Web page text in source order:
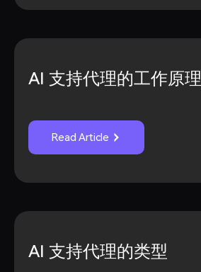
AI 支持代理的工作原理
Read Article
AI 支持代理的类型